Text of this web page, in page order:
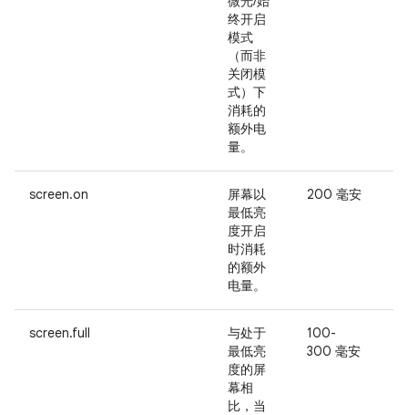
终开启
模式
（而非
关闭模
式）下
消耗的
额外电
量。
screen.on
屏幕以
最低亮
度开启
时消耗
的额外
电量。
200 毫安
screen.full
与处于
最低亮
度的屏
幕相
比，当
100-
300 毫安